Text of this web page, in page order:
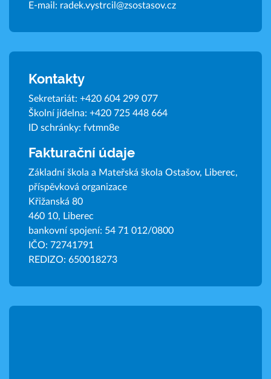
E-mail: radek.vystrcil@zsostasov.cz
Kontakty
Sekretariát: +420 604 299 077
Školní jídelna: +420 725 448 664
ID schránky: fvtmn8e
Fakturační údaje
Základní škola a Mateřská škola Ostašov, Liberec,
příspěvková organizace
Křižanská 80
460 10, Liberec
bankovní spojení: 54 71 012/0800
IČO: 72741791
REDIZO: 650018273